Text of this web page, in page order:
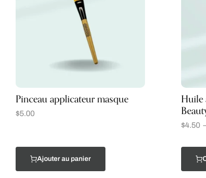
Pinceau applicateur masque
$5.00
Ajouter au panier
Huile
$4.50